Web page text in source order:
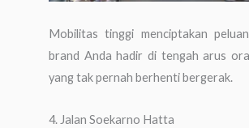
Mobilitas tinggi menciptakan
brand Anda hadir di tengah arus
yang tak pernah berhenti bergerak.
4. Jalan Soekarno Hatta